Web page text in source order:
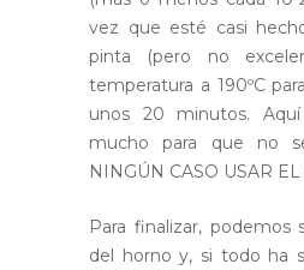
vez que esté casi
pinta (pero no
temperatura a 190ºC
unos 20 minutos.
mucho para que no
NINGÚN CASO USAR
Para finalizar, podemos
del horno y, si todo ha